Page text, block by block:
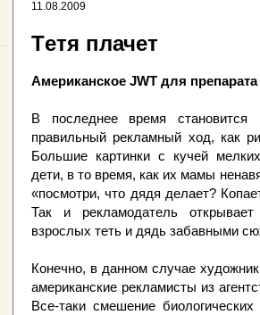
11.08.2009
Tетя плачет
Американское JWT для
В последнее время
правильный рекламный ход, как
Большие картинки с кучей
дети, в то время, как их мамы
«посмотри, что дядя делает?
Так и рекламодатель
взрослых теть и дядь забавными
Конечно, в данном случае
американские рекламисты из
Все-таки смешение